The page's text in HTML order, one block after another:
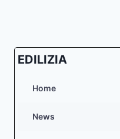
EDILIZIA
Home
News